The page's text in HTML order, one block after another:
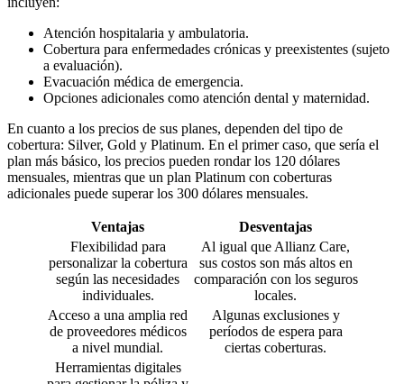
Atención hospitalaria y ambulatoria.
Cobertura para enfermedades crónicas y preexistentes (sujeto
a evaluación).
Evacuación médica de emergencia.
Opciones adicionales como atención dental y maternidad.
En cuanto a los precios de sus planes, dependen del tipo de
cobertura: Silver, Gold y Platinum. En el primer caso, que sería el
plan más básico, los precios pueden rondar los 120 dólares
mensuales, mientras que un plan Platinum con coberturas
adicionales puede superar los 300 dólares mensuales.
Ventajas
Desventajas
Flexibilidad para
personalizar la cobertura
según las necesidades
individuales.
Al igual que Allianz Care,
sus costos son más altos en
comparación con los seguros
locales.
Acceso a una amplia red
de proveedores médicos
a nivel mundial.
Algunas exclusiones y
períodos de espera para
ciertas coberturas.
Herramientas digitales